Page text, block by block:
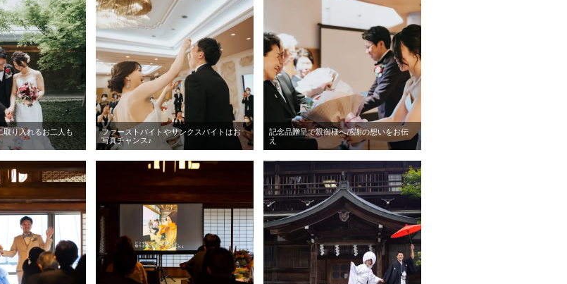
取り入れるお二人も
ファーストバイトやサンクスバイトはお
写真チャンス♪
記念品贈呈で親御様へ感謝の想いをお伝
え